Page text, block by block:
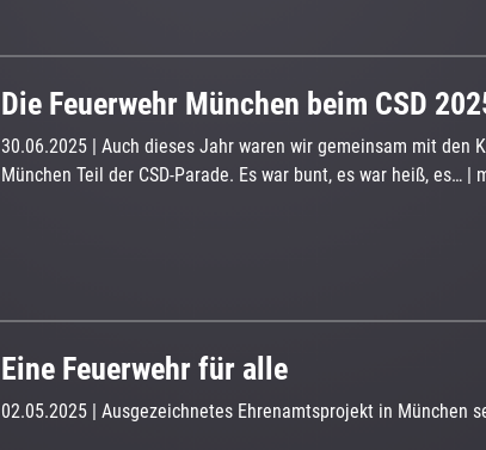
Die Feuerwehr München beim CSD
30.06.2025 | Auch dieses Jahr waren wir gemeinsam mit den
München Teil der CSD-Parade. Es war bunt, es war heiß, es… |
Eine Feuerwehr für alle
02.05.2025 | Ausgezeichnetes Ehrenamtsprojekt in München